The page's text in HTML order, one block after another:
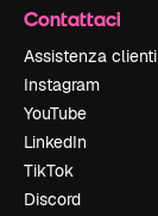
Contattaci
Assistenza clienti
Instagram
YouTube
LinkedIn
TikTok
Discord